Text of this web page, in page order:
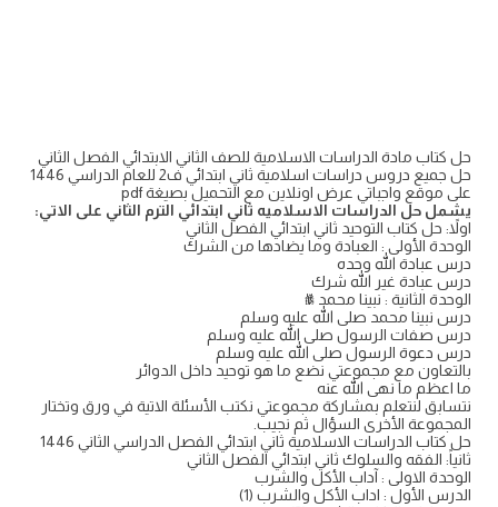
حل كتاب مادة الدراسات الاسلامية للصف الثاني الابتدائي الفصل الثاني
حل جميع دروس دراسات اسلامية ثاني ابتدائي ف2 للعام الدراسي 1446
على موقع واجباتي عرض اونلاين مع التحميل بصيغة pdf
يشمل حل الدراسات الاسلاميه ثاني ابتدائي الترم الثاني على الاتي:
اولاً: حل كتاب التوحيد ثاني ابتدائي الفصل الثاني
الوحدة الأولى : العبادة وما يضادها من الشرك
درس عبادة الله وحده
درس عبادة غير الله شرك
الوحدة الثانية : نبينا محمد ﷺ
درس نبينا محمد صلى الله عليه وسلم
درس صفات الرسول صلى الله عليه وسلم
درس دعوة الرسول صلى الله عليه وسلم
بالتعاون مع مجموعتي نضع ما هو توحيد داخل الدوائر
ما اعظم ما نهى الله عنه
نتسابق لنتعلم بمشاركة مجموعتي نكتب الأسئلة الاتية في ورق وتختار
المجموعة الأخرى السؤال ثم نجيب.
حل كتاب الدراسات الاسلامية ثاني ابتدائي الفصل الدراسي الثاني 1446
ثانياً: الفقه والسلوك ثاني ابتدائي الفصل الثاني
الوحدة الاولى : آداب الأكل والشرب
الدرس الأول : اداب الأكل والشرب (1)